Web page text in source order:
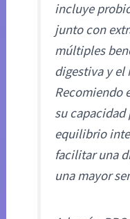
incluye
junto con
múltiples
digestiva y el
Recomiendo
su capacidad
equilibrio
facilitar una
una mayor